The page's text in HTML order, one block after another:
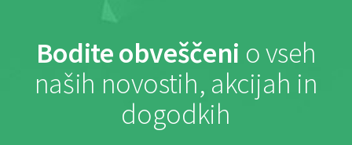
Bodite obveščeni o vseh
naših novostih, akcijah in
dogodkih